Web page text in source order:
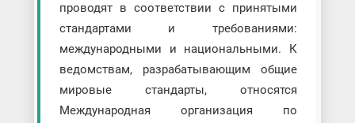
проводят в соответствии с принятыми
стандартами и требованиями:
международными и национальными. К
ведомствам, разрабатывающим общие
мировые стандарты, относятся
Международная организация по